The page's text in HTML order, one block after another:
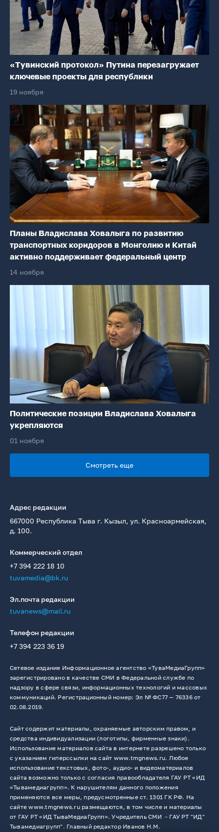
«Тувинский протокол» Путина перезагружает
ключевые проекты для республики
19 ноября
Планы Владислава Ховалыга по развитию
транспортных коридоров в Монголию и Китай
активно поддерживает федеральный центр
14 ноября
Политические позиции Владислава Ховалыга
укрепляются
01 ноября
Смотреть еще
Адрес редакции
667000 Республика Тыва г. Кызыл, ул. Красноармейская,
д. 100.
Коммерческий отдел
+7 394 222 18 10
tuvamedia@bk.ru
Эл.почта редакции
tuvanews@mail.ru
Телефон редакции
+7 394 223 36 19
Сетевое издание Информационное агентство «ТуваМедиаГрупп»
зарегистрировано в качестве СМИ в Федеральной службе по
надзору в сфере связи, информационных технологий и массовых
коммуникаций. Регистрационный номер: Эл № ФС77 — 76336 от
02.08.2019.
Сайт содержит материалы, охраняемые авторским правом, и
средства индивидуализации (логотипы, фирменные знаки).
Использование материалов сайта в интернете разрешено только
с указанием гиперссылки на сайт www.tmgnews.ru. Любое
использование текстовых, фото-, аудио- и видеоматериалов
сайта возможно только с согласия правообладателя ГАУ РТ «ИД
«Тывамедиагрупп». К нарушителям данного положения
применяются все меры, предусмотренные ст. 1301 ГК РФ. На
сайте www.tmgnews.ru размещаются, в том числе и материалы
от ГАУ РТ «ИД ТываМедиаГрупп». Учредитель СМИ －ГАУ РТ "ИД"
Тывамедиагрупп". Главный редактор Иванов Н.М.